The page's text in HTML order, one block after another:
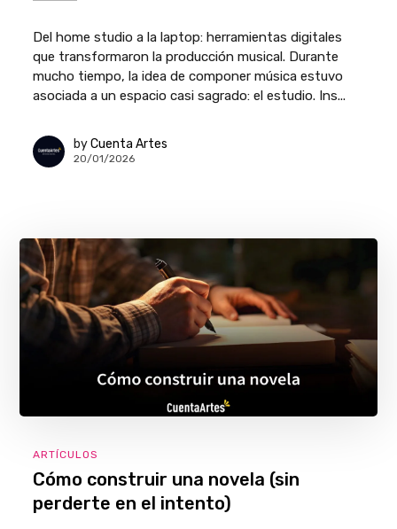
Del home studio a la laptop: herramientas digitales
que transformaron la producción musical. Durante
mucho tiempo, la idea de componer música estuvo
asociada a un espacio casi sagrado: el estudio. Ins...
by Cuenta Artes
20/01/2026
ARTÍCULOS
Cómo construir una novela (sin
perderte en el intento)